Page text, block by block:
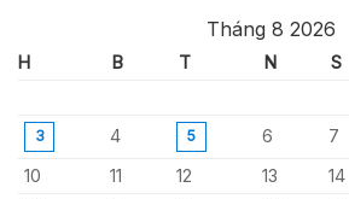
Tháng 8 2026
H B T N S
3 4 5 6 7
10
11 12 13 14